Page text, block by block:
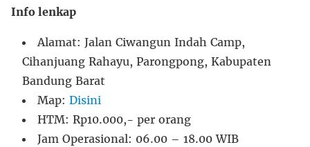
Info lenkap
Alamat: Jalan Ciwangun Indah Camp,
Cihanjuang Rahayu, Parongpong, Kabupaten
Bandung Barat
Map: Disini
HTM: Rp10.000,- per orang
Jam Operasional: 06.00 – 18.00 WIB